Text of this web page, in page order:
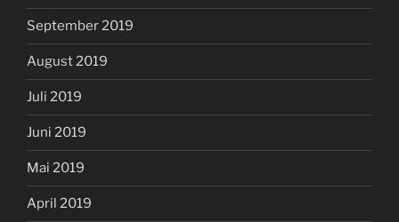
September 2019
August 2019
Juli 2019
Juni 2019
Mai 2019
April 2019